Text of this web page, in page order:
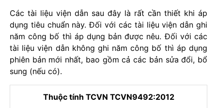
Các tài liệu viện dẫn sau đây là rất cần thiết khi áp
dụng tiêu chuẩn này. Đối với các tài liệu viện dẫn ghi
năm công bố thì áp dụng bản được nêu. Đối với các
tài liệu viện dẫn không ghi năm công bố thì áp dụng
phiên bản mới nhất, bao gồm cả các bản sửa đổi, bổ
sung (nếu có).
Thuộc tính TCVN TCVN9492:2012